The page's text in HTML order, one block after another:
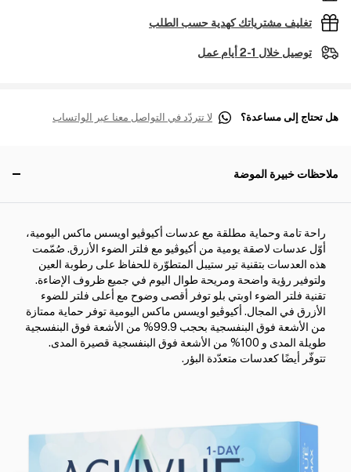
تغليف مشترياتك كهدية حسب الطلب
توصيل خلال 1-2 أيام عمل
هل تحتاج إلى مساعدة؟ لا تتردّد في التواصل معنا عبر الواتساب
ملاحظات خبيرة الموضة
راحة تامة وحماية مطلقة مع عدسات أكيوڤيو اويسس ماكس اليومية،
أوّل عدسات لاصقة يومية من أكيوڤيو مع فلتر الضوء الأزرق. صُمّمت
هذه العدسات بتقنية تير ستيبل المتطوّرة للحفاظ على رطوبة العين
ولتوفير رؤية واضحة ومريحة طوال اليوم في جميع ظروف الإضاءة.
تقنية فلتر الضوء اوبتي بلو توفر أقصى وضوح مع أعلى فلتر للضوء
الأزرق في المجال. أكيوڤيو اويسس ماكس اليومية توفر حماية ممتازة
من الأشعة فوق البنفسجية بحجب 99.9% من الأشعة فوق البنفسجية
طويلة المدى و 100% من الأشعة فوق البنفسجية قصيرة المدى.
تتوفّر أيضًا كعدسات متعدّدة البؤر.